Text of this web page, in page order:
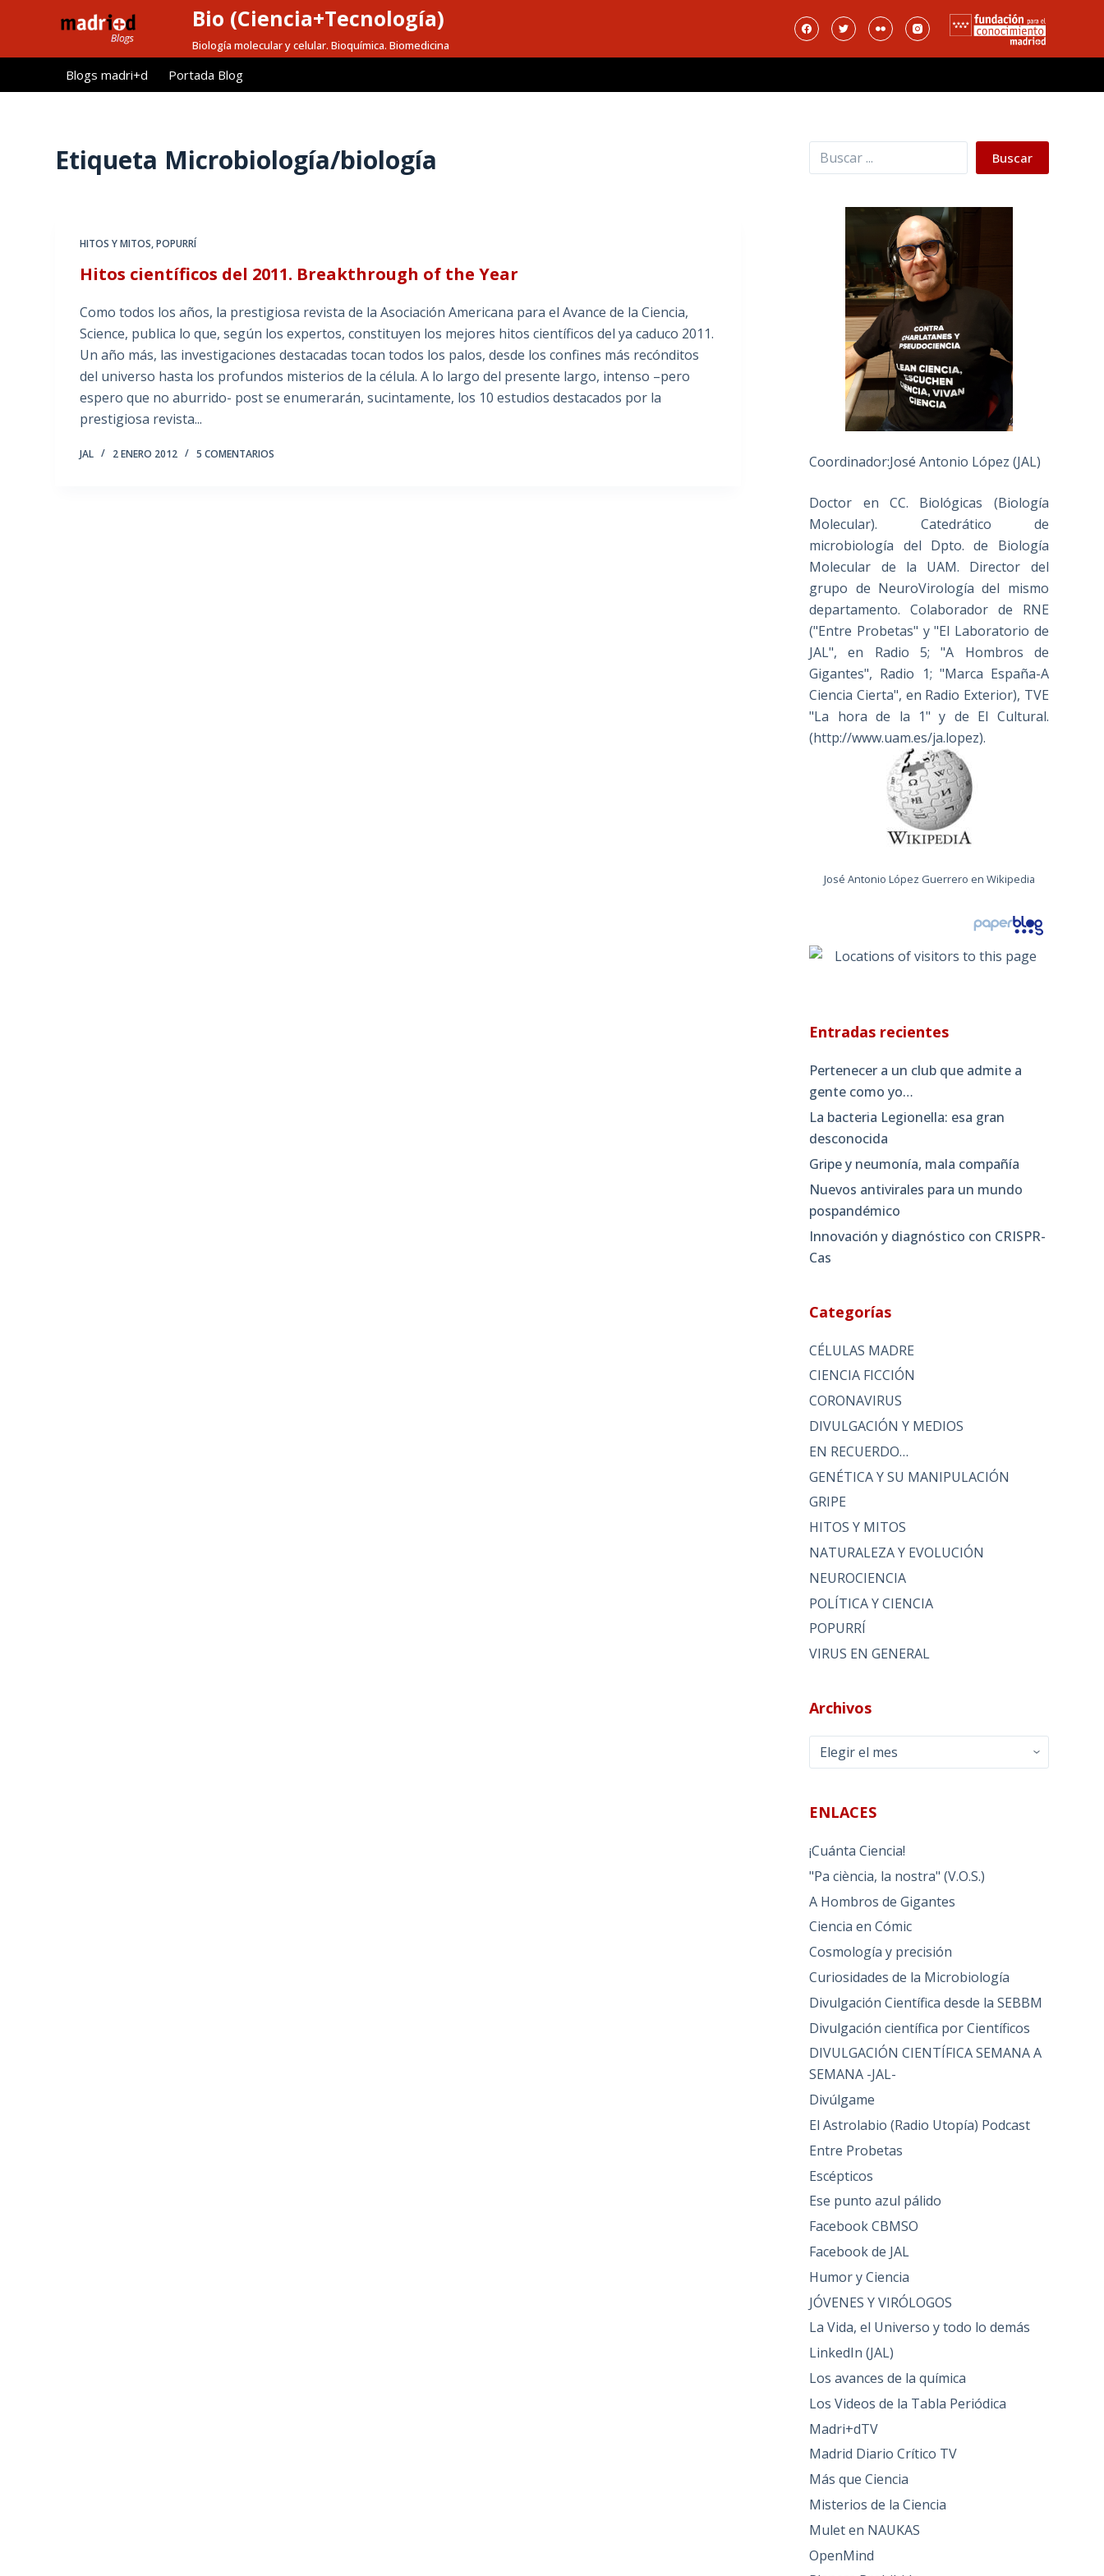
l
Bio (Ciencia+Tecnología)
Biología molecular y celular. Bioquímica. Biomedicina
Blogs madri+d Portada Blog
Etiqueta Microbiología/biología
HITOS Y MITOS,POPURRÍ
Hitos científicos del 2011. Breakthrough of the Year
Como todos los años, la prestigiosa revista de la Asociación Americana para el Avance de la Ciencia,
Science, publica lo que, según los expertos, constituyen los mejores hitos científicos del ya caduco 2011.
Un año más, las investigaciones destacadas tocan todos los palos, desde los confines más recónditos
del universo hasta los profundos misterios de la célula. A lo largo del presente largo, intenso –pero
espero que no aburrido- post se enumerarán, sucintamente, los 10 estudios destacados por la
prestigiosa revista...
JAL 2 ENERO 2012 5 COMENTARIOS
Buscar Buscar
Coordinador:José Antonio López (JAL)
Doctor en CC. Biológicas (Biología
Molecular). Catedrático de
microbiología del Dpto. de Biología
Molecular de la UAM. Director del
grupo de NeuroVirología del mismo
departamento. Colaborador de RNE
("Entre Probetas" y "El Laboratorio de
JAL", en Radio 5; "A Hombros de
Gigantes", Radio 1; "Marca España-A
Ciencia Cierta", en Radio Exterior), TVE
"La hora de la 1" y de El Cultural.
(http://www.uam.es/ja.lopez).
José Antonio López Guerrero en Wikipedia
Entradas recientes
Pertenecer a un club que admite a
gente como yo…
La bacteria Legionella: esa gran
desconocida
Gripe y neumonía, mala compañía
Nuevos antivirales para un mundo
pospandémico
Innovación y diagnóstico con CRISPR-
Cas
Categorías
CÉLULAS MADRE
CIENCIA FICCIÓN
CORONAVIRUS
DIVULGACIÓN Y MEDIOS
EN RECUERDO…
GENÉTICA Y SU MANIPULACIÓN
GRIPE
HITOS Y MITOS
NATURALEZA Y EVOLUCIÓN
NEUROCIENCIA
POLÍTICA Y CIENCIA
POPURRÍ
VIRUS EN GENERAL
Archivos
Archivos
ENLACES
¡Cuánta Ciencia!
"Pa ciència, la nostra" (V.O.S.)
A Hombros de Gigantes
Ciencia en Cómic
Cosmología y precisión
Curiosidades de la Microbiología
Divulgación Científica desde la SEBBM
Divulgación científica por Científicos
DIVULGACIÓN CIENTÍFICA SEMANA A
SEMANA -JAL-
Divúlgame
El Astrolabio (Radio Utopía) Podcast
Entre Probetas
Escépticos
Ese punto azul pálido
Facebook CBMSO
Facebook de JAL
Humor y Ciencia
JÓVENES Y VIRÓLOGOS
La Vida, el Universo y todo lo demás
LinkedIn (JAL)
Los avances de la química
Los Videos de la Tabla Periódica
Madri+dTV
Madrid Diario Crítico TV
Más que Ciencia
Misterios de la Ciencia
Mulet en NAUKAS
OpenMind